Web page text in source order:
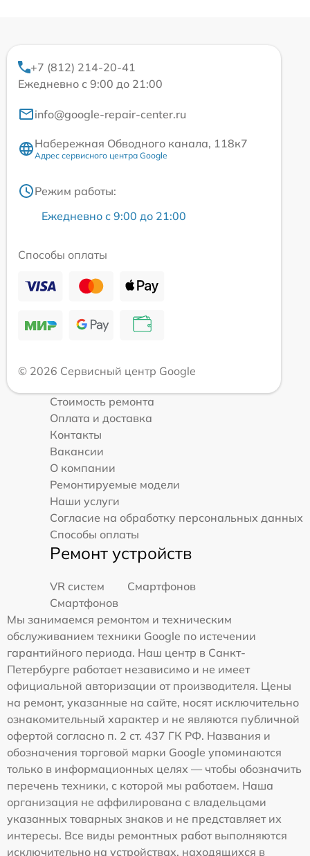
+7 (812) 214-20-41
Ежедневно с 9:00 до 21:00
info@google-repair-center.ru
Набережная Обводного канала, 118к7
Адрес сервисного центра Google
Режим работы:
Ежедневно с 9:00 до 21:00
Способы оплаты
© 2026 Сервисный центр Google
Стоимость ремонта
Оплата и доставка
Контакты
Вакансии
О компании
Ремонтируемые модели
Наши услуги
Согласие на обработку персональных данных
Способы оплаты
Ремонт устройств
VR систем
Смартфонов
Смартфонов
Мы занимаемся ремонтом и техническим
обслуживанием техники Google по истечении
гарантийного периода. Наш центр в Санкт-
Петербурге работает независимо и не имеет
официальной авторизации от производителя. Цены
на ремонт, указанные на сайте, носят исключительно
ознакомительный характер и не являются публичной
офертой согласно п. 2 ст. 437 ГК РФ. Названия и
обозначения торговой марки Google упоминаются
только в информационных целях — чтобы обозначить
перечень техники, с которой мы работаем. Наша
организация не аффилирована с владельцами
указанных товарных знаков и не представляет их
интересы. Все виды ремонтных работ выполняются
исключительно на устройствах, находящихся в